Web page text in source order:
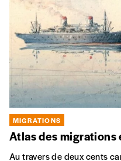
prises de vues en
23 JAN JE19 FÉV
Bruxelles.
CITOYENNETÉ
Beldavia
Une expo-action interactive
une dictature qui vous